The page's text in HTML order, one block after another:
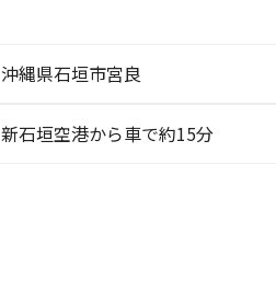
沖縄県石垣市宮良
新石垣空港から車で約15分